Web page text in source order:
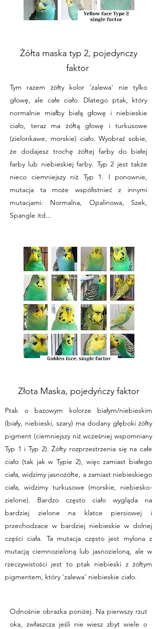
Żółta maska typ 2, pojedynczy
faktor
Tym razem żółty kolor 'zalewa' nie tylko
głowę, ale całe ciało. Dlatego ptak, który
normalnie miałby białą głowę i niebieskie
ciało, teraz ma żółtą głowę i turkusowe
(zielonkawe, morskie) ciało. Wyobraź sobie,
że dodajesz trochę żółtej farby do białej
farby lub niebieskiej farby. Typ 2 jest także
nieco ciemniejszy niż Typ 1. I ponownie,
mutacja ta może współistnieć z innymi
mutacjami: Normalna, Opalinowa, Szek,
Spangle itd...
Złota Maska, pojedyńczy faktor
Ptak o bazowym kolorze białym/niebieskim
(biały, niebieski, szary) ma dodany głęboki żółty
pigment (ciemniejszy niż wcześniej wspomniany
Typ 1 i Typ 2). Żółty rozprzestrzenia się na całe
ciało (tak jak w Typie 2), więc zamiast białego
ciała, widzimy jasnożółte, a zamiast niebieskiego
ciała, widzimy turkusowe (morskie, niebiesko-
zielone). Bardzo często ciało wygląda na
bardziej zielone na klatce piersiowej i
przechodzace w bardziej niebieskie w dolnej
części ciała. Ta mutacja często jest mylona z
mutacją ciemnozieloną lub jasnozieloną, ale w
rzeczywistości jest to ptak niebieski z żółtym
pigmentem, który 'zalewa' niebieskie ciało.
Odnośnie obrazka poniżej. Na pierwszy rzut
oka, zwłaszcza jeśli nie wiesz zbyt wiele o